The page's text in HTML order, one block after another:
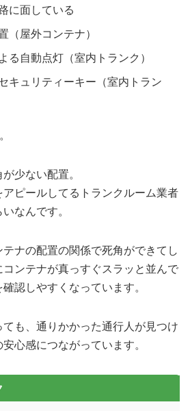
に面している
（屋外コンテナ）
る自動点灯（室内トランク）
キュリティーキー（室内トラン
少ない配置。
ピールしてるトランクルーム業者
なんです。
ナの配置の関係で死角ができてし
ンテナが真っすぐスラッと並んで
認しやすくなっています。
も、通りかかった通行人が見つけ
心感につながっています。